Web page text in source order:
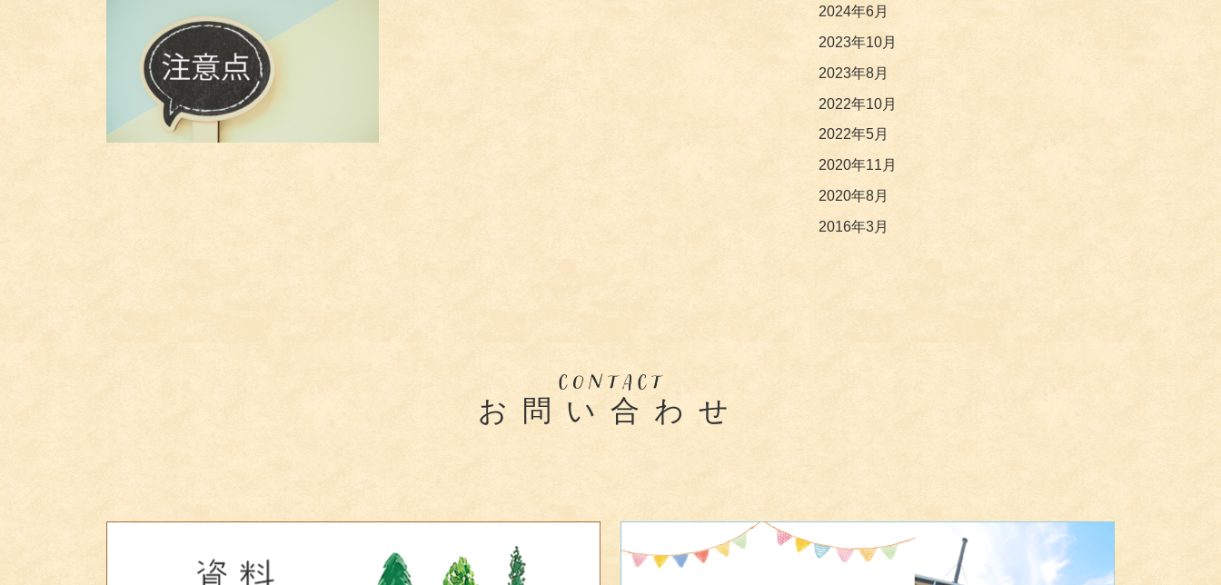
2024年6月
2023年10月
2023年8月
2022年10月
2022年5月
2020年11月
2020年8月
2016年3月
お問い合わせ